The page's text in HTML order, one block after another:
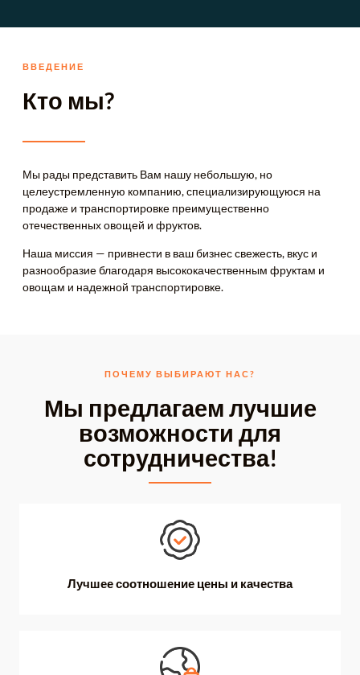
ВВЕДЕНИЕ
Кто мы?
Мы рады представить Вам нашу небольшую, но
целеустремленную компанию, специализирующуюся на
продаже и транспортировке преимущественно
отечественных овощей и фруктов.
Наша миссия — привнести в ваш бизнес свежесть, вкус и
разнообразие благодаря высококачественным фруктам и
овощам и надежной транспортировке.
ПОЧЕМУ ВЫБИРАЮТ НАС?
Мы предлагаем лучшие
возможности для
сотрудничества!
Лучшее соотношение цены и качества